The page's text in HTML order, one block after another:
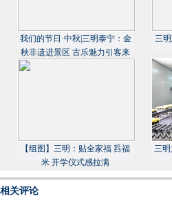
我们的节日·中秋|三明泰宁：金
秋非遗进景区 古乐魅力引客来
三
【组图】三明：贴全家福 舀福
米 开学仪式感拉满
三
相关评论